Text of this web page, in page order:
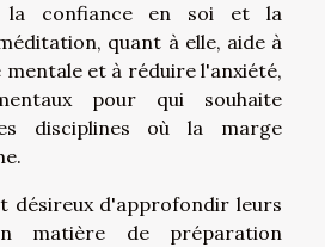
la confiance en soi et la
quant à elle, aide à
et à réduire l'anxiété,
pour qui souhaite
disciplines où la marge
désireux d'approfondir leurs
matière de préparation